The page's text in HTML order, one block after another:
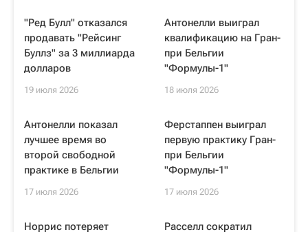
"Ред Булл" отказался
продавать "Рейсинг
Буллз" за 3 миллиарда
долларов
19 июля 2026
Антонелли выиграл
квалификацию на Гран-
при Бельгии
"Формулы-1"
18 июля 2026
Антонелли показал
лучшее время во
второй свободной
практике в Бельгии
17 июля 2026
Ферстаппен выиграл
первую практику Гран-
при Бельгии
"Формулы-1"
17 июля 2026
Норрис потеряет
Расселл сократил